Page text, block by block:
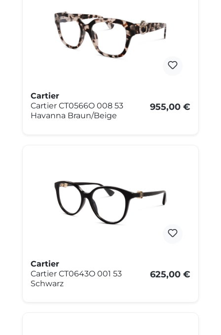
Cartier
Cartier CT0566O 008 53
Havanna Braun/Beige
955,00 €
Cartier
Cartier CT0643O 001 53
Schwarz
625,00 €